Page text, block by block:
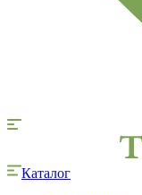
Каталог